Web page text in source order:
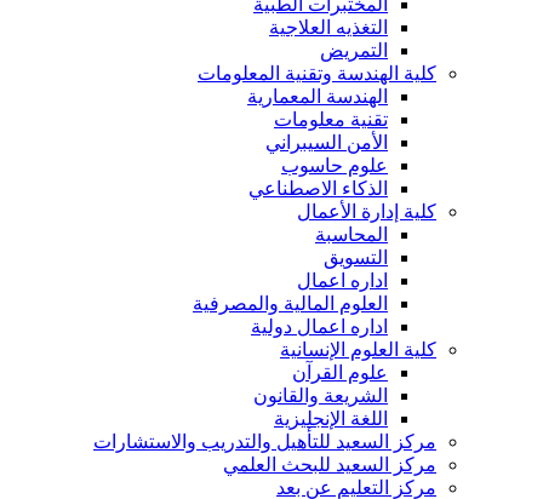
المختبرات الطبية
التغذيه العلاجية
التمريض
كلية الهندسة وتقنية المعلومات
الهندسة المعمارية
تقنية معلومات
الأمن السيبراني
علوم حاسوب
الذكاء الاصطناعي
كلية إدارة الأعمال
المحاسبة
التسويق
اداره اعمال
العلوم المالية والمصرفية
اداره اعمال دولية
كلية العلوم الإنسانية
علوم القرآن
الشريعة والقانون
اللغة الإنجليزية
مركز السعيد للتأهيل والتدريب والاستشارات
مركز السعيد للبحث العلمي
مركز التعليم عن بعد